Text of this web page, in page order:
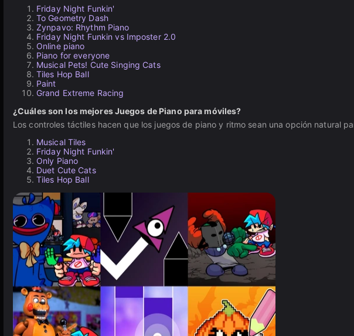
Friday Night Funkin'
To Geometry Dash
Zynpavo: Rhythm Piano
Friday Night Funkin vs Imposter 2.0
Online piano
Piano for everyone
Musical Pets! Cute Singing Cats
Tiles Hop Ball
Paint
Grand Extreme Racing
¿Cuáles son los mejores Juegos de Piano para móviles?
Los controles táctiles hacen que los juegos de piano y ritmo sean una opción natural
Musical Tiles
Friday Night Funkin'
Only Piano
Duet Cute Cats
Tiles Hop Ball